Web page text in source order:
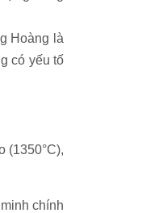
Hoàng là
có yếu tố
(1350°C),
chính